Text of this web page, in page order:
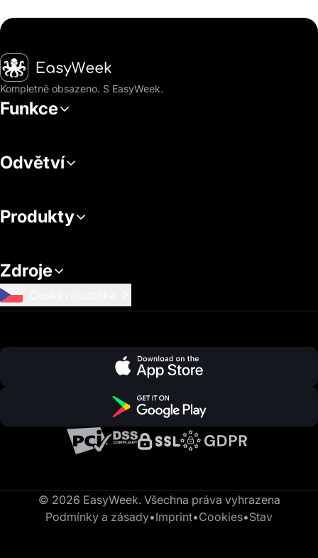
Hlavní stránka
Kompletně obsazeno. S EasyWeek.
Funkce
Odvětví
Produkty
Zdroje
© 2026 EasyWeek. Všechna práva vyhrazena
Podmínky a zásady•Imprint•Cookies•Stav